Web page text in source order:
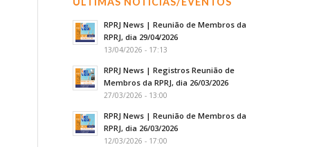
RPRJ News | Reunião de Membros da
RPRJ, dia 29/04/2026
13/04/2026 - 17:13
RPRJ News | Registros Reunião de
Membros da RPRJ, dia 26/03/2026
27/03/2026 - 13:00
RPRJ News | Reunião de Membros da
RPRJ, dia 26/03/2026
12/03/2026 - 17:00